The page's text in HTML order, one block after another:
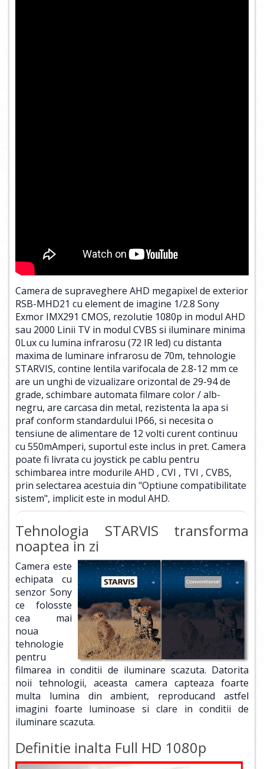
Camera de supraveghere AHD megapixel de exterior
RSB-MHD21 cu element de imagine 1/2.8 Sony
Exmor IMX291 CMOS, rezolutie 1080p in modul AHD
sau 2000 Linii TV in modul CVBS si iluminare minima
0Lux cu lumina infrarosu (72 IR led) cu distanta
maxima de luminare infrarosu de 70m, tehnologie
STARVIS, contine lentila varifocala de 2.8-12 mm ce
are un unghi de vizualizare orizontal de 29-94 de
grade, schimbare automata filmare color / alb-
negru, are carcasa din metal, rezistenta la apa si
praf conform standardului IP66, si necesita o
tensiune de alimentare de 12 volti curent continuu
cu 550mAmperi, suportul este inclus in pret. Camera
poate fi livrata cu joystick pe cablu pentru
schimbarea intre modurile AHD , CVI , TVI , CVBS,
prin selectarea acestuia din "Optiune compatibilitate
sistem", implicit este in modul AHD.
Tehnologia STARVIS transforma
noaptea in zi
Camera este
echipata cu
senzor Sony
ce folosste
cea mai
noua
tehnologie
pentru
filmarea in conditii de iluminare scazuta. Datorita
noii tehnologii, aceasta camera capteaza foarte
multa lumina din ambient, reproducand astfel
imagini foarte luminoase si clare in conditii de
iluminare scazuta.
Definitie inalta Full HD 1080p